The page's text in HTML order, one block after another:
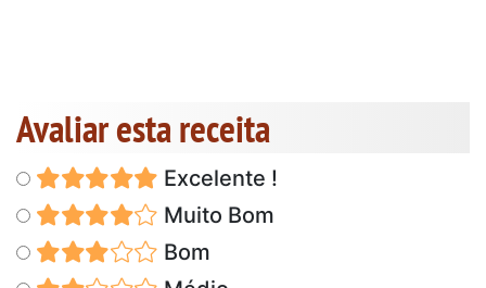
Avaliar esta receita
Excelente !
Muito Bom
Bom